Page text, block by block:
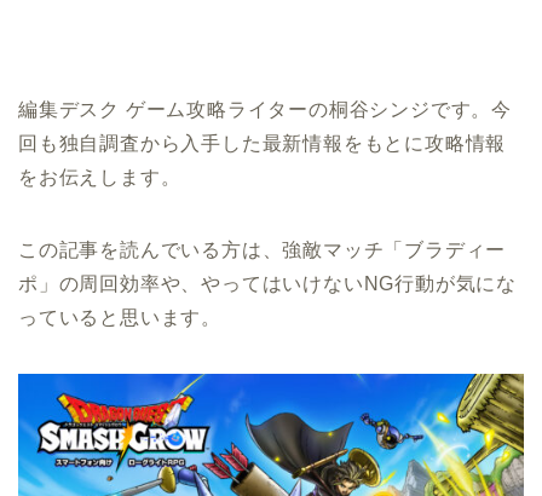
編集デスク ゲーム攻略ライターの桐谷シンジです。今
回も独自調査から入手した最新情報をもとに攻略情報
をお伝えします。
この記事を読んでいる方は、強敵マッチ「ブラディー
ポ」の周回効率や、やってはいけないNG行動が気にな
っていると思います。